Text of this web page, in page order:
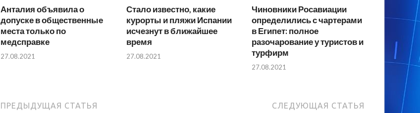
Анталия объявила о
допуске в общественные
места только по
медсправке
27.08.2021
Стало известно, какие
курорты и пляжи Испании
исчезнут в ближайшее
время
27.08.2021
Чиновники Росавиации
определились с чартерами
в Египет: полное
разочарование у туристов и
турфирм
27.08.2021
ПРЕДЫДУЩАЯ СТАТЬЯ СЛЕДУЮЩАЯ СТАТЬЯ